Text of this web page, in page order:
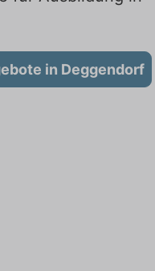
in Deggendorf